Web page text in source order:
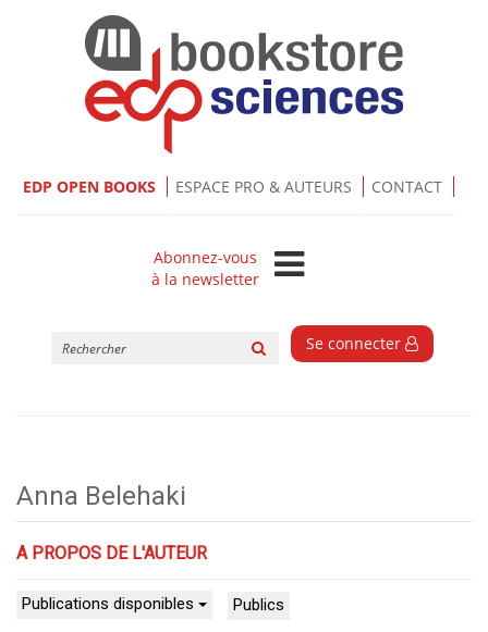
EDP OPEN BOOKS ESPACE PRO & AUTEURS CONTACT
Abonnez-vous
à la newsletter
Se connecter
Anna Belehaki
A PROPOS DE L'AUTEUR
Publications disponibles Publics